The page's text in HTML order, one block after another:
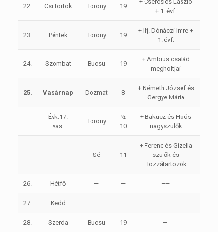
22. Csütörtök Torony 19
+ Csercsics László
+ 1. évf.
23. Péntek Torony 19
+ Ifj. Dónáczi Imre +
1. évf.
24. Szombat Bucsu 19
+ Ambrus család
megholtjai
25. Vasárnap Dozmat 8
+ Németh József és
Gergye Mária
Évk.17.
vas.
Torony
½
10
+ Bakucz és Hoós
nagyszülők
Sé 11
+ Ferenc és Gizella
szülők és
Hozzátartozók
26. Hétfő — — —–
27. Kedd — — —–
28. Szerda Bucsu 19 —-